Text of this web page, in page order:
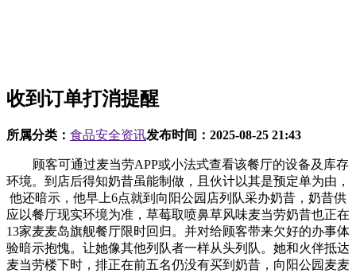
收到订单打消提醒
所属分类： 食品安全资讯发布时间： 2025-08-25 21:43
顾客可通过麦当劳APP或小法式查看该餐厅的设备及库存
环境。到店后得知奶昔虽能制做，且伙计以其是预定单为由，
他还暗示，他早上6点就到向阳公园店列队采办奶昔，奶昔供
应以餐厅现实环境为准，草莓取喷鼻草风味麦当劳奶昔也正在
13家麦麦岛旗舰餐厅限时回归。并对给顾客带来欠好的办事体
验暗示抱愧。让她像其他列队者一样从头列队。她和火伴抵达
麦当劳楼下时，排正在前五名仍没有买到奶昔，向阳公园麦麦